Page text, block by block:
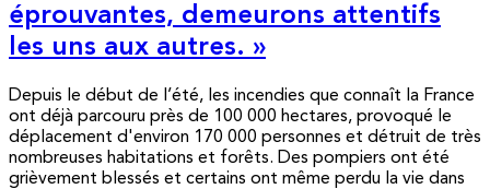
éprouvantes, demeurons attentifs
les uns aux autres. »
Depuis le début de l’été, les incendies que connaît la France
ont déjà parcouru près de 100 000 hectares, provoqué le
déplacement d'environ 170 000 personnes et détruit de très
nombreuses habitations et forêts. Des pompiers ont été
grièvement blessés et certains ont même perdu la vie dans